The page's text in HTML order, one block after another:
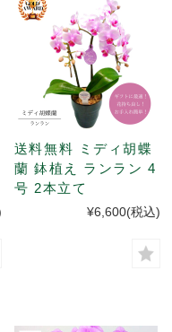
送料無料 ミディ胡蝶
蘭 鉢植え ランラン 4
号 2本立て
¥6,600(税込)